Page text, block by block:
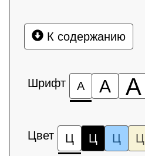
К содержанию
Шрифт А А А
Цвет Ц Ц Ц Ц